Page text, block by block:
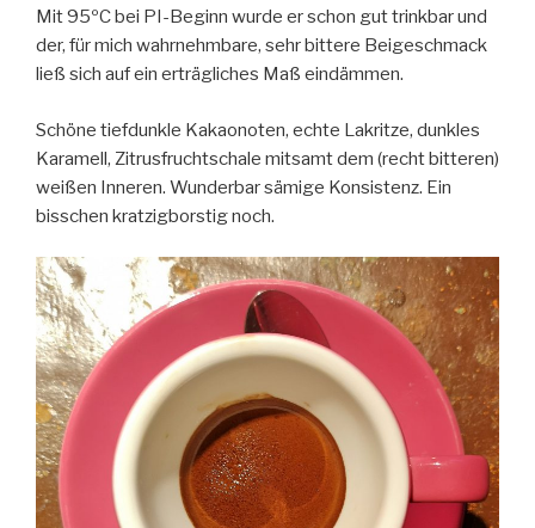
Mit 95ºC bei PI-Beginn wurde er schon gut trinkbar und
der, für mich wahrnehmbare, sehr bittere Beigeschmack
ließ sich auf ein erträgliches Maß eindämmen.
Schöne tiefdunkle Kakaonoten, echte Lakritze, dunkles
Karamell, Zitrusfruchtschale mitsamt dem (recht bitteren)
weißen Inneren. Wunderbar sämige Konsistenz. Ein
bisschen kratzigborstig noch.